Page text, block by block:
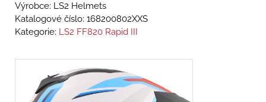
Výrobce: LS2 Helmets
Katalogové číslo: 168200802XXS
Kategorie: LS2 FF820 Rapid III